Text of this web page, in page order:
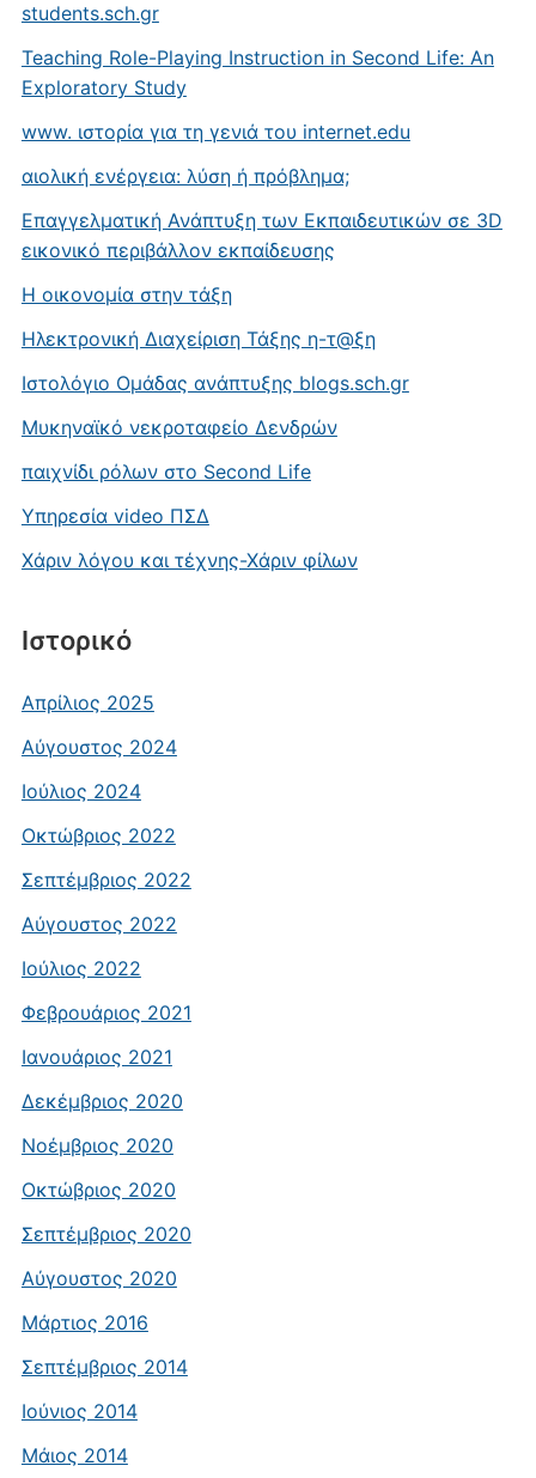
students.sch.gr
Teaching Role-Playing Instruction in Second Life: An
Exploratory Study
www. ιστορία για τη γενιά του internet.edu
αιολική ενέργεια: λύση ή πρόβλημα;
Επαγγελματική Ανάπτυξη των Εκπαιδευτικών σε 3D
εικονικό περιβάλλον εκπαίδευσης
Η οικονομία στην τάξη
Ηλεκτρονική Διαχείριση Τάξης η-τ@ξη
Ιστολόγιο Ομάδας ανάπτυξης blogs.sch.gr
Μυκηναϊκό νεκροταφείο Δενδρών
παιχνίδι ρόλων στο Second Life
Υπηρεσία video ΠΣΔ
Χάριν λόγου και τέχνης-Χάριν φίλων
Ιστορικό
Απρίλιος 2025
Αύγουστος 2024
Ιούλιος 2024
Οκτώβριος 2022
Σεπτέμβριος 2022
Αύγουστος 2022
Ιούλιος 2022
Φεβρουάριος 2021
Ιανουάριος 2021
Δεκέμβριος 2020
Νοέμβριος 2020
Οκτώβριος 2020
Σεπτέμβριος 2020
Αύγουστος 2020
Μάρτιος 2016
Σεπτέμβριος 2014
Ιούνιος 2014
Μάιος 2014